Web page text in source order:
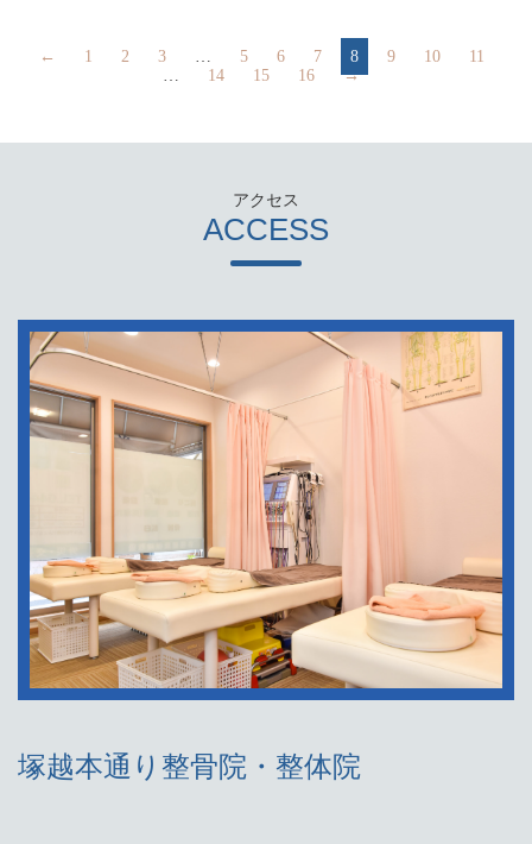
← 1 2 3 … 5 6 7 8 9 10
11
…
14 15 16 →
ACCESS
塚越本通り整骨院・整体院